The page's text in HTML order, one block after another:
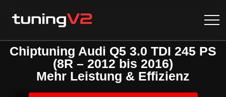
Chiptuning Audi Q5 3.0 TDI 245 PS
(8R – 2012 bis 2016)
Mehr Leistung & Effizienz